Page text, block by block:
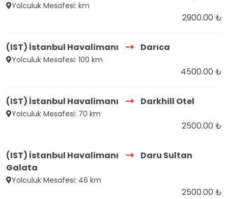
Yolculuk Mesafesi: km
2900.00 ₺
(IST) İstanbul Havalimanı Darıca
Yolculuk Mesafesi: 100 km
4500.00 ₺
(IST) İstanbul Havalimanı Darkhill Otel
Yolculuk Mesafesi: 70 km
2500.00 ₺
(IST) İstanbul Havalimanı
Daru Sultan
Galata
Yolculuk Mesafesi: 46 km
2500.00 ₺